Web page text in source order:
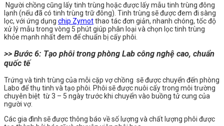
Người chồng cũng lấy tinh trùng hoặc được lấy mẫu tinh trùng đông
lạnh (nếu đã có tinh trùng trữ đông). Tinh trùng sẽ được đem đi sàng
lọc, với ứng dụng chip Zymotthao tác đơn giản, nhanh chóng, tốc độ
xử lý mẫu trong vòng 5 phút giúp phân loại và chọn lọc tinh trùng
khỏe mạnh nhất đem để chuẩn bị cấy phôi.
>> Bước 6: Tạo phôi trong phòng Lab công nghệ cao, chuẩn
quốc tế
Trứng và tinh trùng của mỗi cặp vợ chồng sẽ được chuyển đến phòng
Labo để thụ tinh và tạo phôi. Phôi sẽ được nuôi cấy trong môi trường
chuyên biệt từ 3 – 5 ngày trước khi chuyển vào buồng tử cung của
người vợ.
Các gia đình sẽ được thông báo về số lượng và chất lượng phôi được